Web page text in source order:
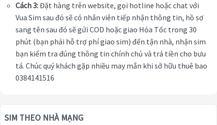
Cách 3:Đặt hàng trên website, gọi hotline hoặc chat với
Vua Sim sau đó sẽ có nhân viên tiếp nhận thông tin, hồ sơ
sang tên sau đó sẽ gửi COD hoặc giao Hỏa Tốc trong 30
phút (bạn phải hỗ trợ phí giao sim) đến tận nhà, nhận sim
bạn kiểm tra đúng thông tin chính chủ và trả tiền cho bưu
tá. Chúc quý khách gặp nhiều may mắn khi sở hữu thuê bao
0384141516
SIM THEO NHÀ MẠNG